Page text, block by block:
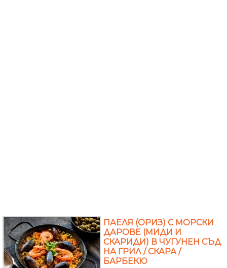
ПАЕЛЯ (ОРИЗ) С МОРСКИ
ДАРОВЕ (МИДИ И
СКАРИДИ) В ЧУГУНЕН СЪД
НА ГРИЛ / СКАРА /
БАРБЕКЮ